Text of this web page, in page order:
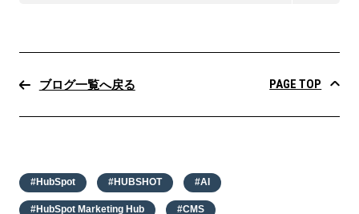
ブログ一覧へ戻る PAGE TOP
#HubSpot #HUBSHOT #AI
#HubSpot Marketing Hub #CMS